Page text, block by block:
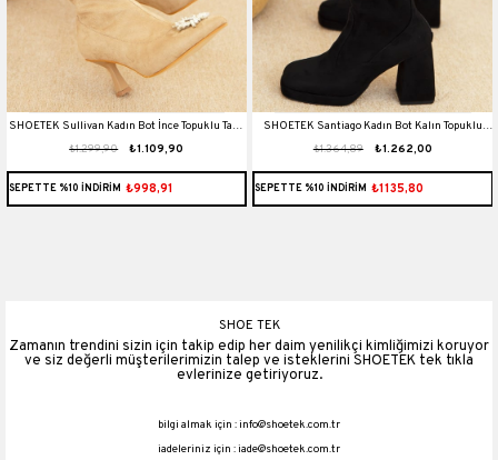
SHOETEK Sullivan Kadın Bot İnce Topuklu Taşlı
Ten Süet₺1.109,90
₺1.299,90
SEPETTE %10 İNDİRİM ₺998,91
SHOETEK Santiago Kadın Bot Kalın Topuklu
Taşlı Siyah Süet
₺1.262,00
₺1.364,89
SEPETTE %10 İNDİRİM ₺1135,80
SHOE TEK
Zamanın trendini sizin için takip edip her daim yenilikçi kimliğimizi koruyor
ve siz değerli müşterilerimizin talep ve isteklerini SHOETEK tek tıkla
evlerinize getiriyoruz.
bilgi almak için :info@shoetek.com.tr
iadeleriniz için :iade@shoetek.com.tr